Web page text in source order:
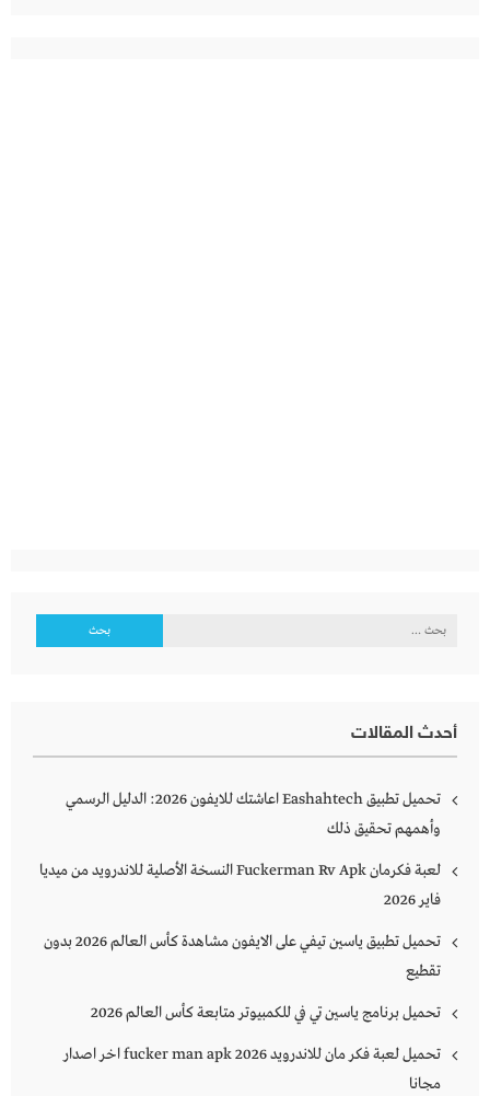
البحث
أحدث المقالات
تحميل تطبيق Eashahtech اعاشتك للايفون 2026: الدليل الرسمي
وأهمهم تحقيق ذلك
لعبة فكرمان Fuckerman Rv Apk النسخة الأصلية للاندرويد من ميديا
فاير 2026
تحميل تطبيق ياسين تيفي على الايفون مشاهدة كأس العالم 2026 بدون
تقطيع
تحميل برنامج ياسين تي في للكمبيوتر متابعة كأس العالم 2026
تحميل لعبة فكر مان للاندرويد 2026 fucker man apk اخر اصدار
مجانا